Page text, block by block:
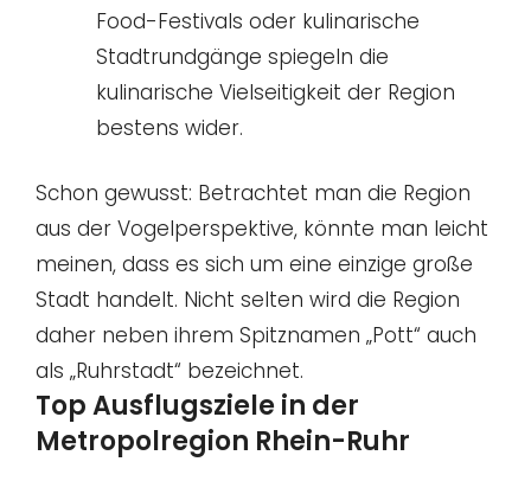
Food-Festivals oder kulinarische
Stadtrundgänge spiegeln die
kulinarische Vielseitigkeit der Region
bestens wider.
Schon gewusst: Betrachtet man die Region
aus der Vogelperspektive, könnte man leicht
meinen, dass es sich um eine einzige große
Stadt handelt. Nicht selten wird die Region
daher neben ihrem Spitznamen „Pott“ auch
als „Ruhrstadt“ bezeichnet.
Top Ausflugsziele in der
Metropolregion Rhein-Ruhr